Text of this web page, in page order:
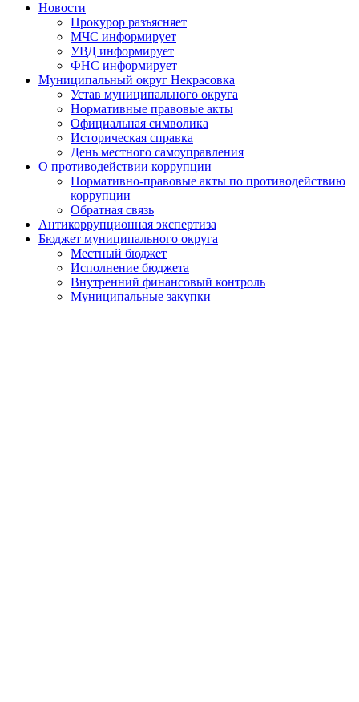
Новости
Прокурор разъясняет
МЧС информирует
УВД информирует
ФНС информирует
Муниципальный округ Некрасовка
Устав муниципального округа
Нормативные правовые акты
Официальная символика
Историческая справка
День местного самоуправления
О противодействии коррупции
Нормативно-правовые акты по противодействию
коррупции
Обратная связь
Антикоррупционная экспертиза
Бюджет муниципального округа
Местный бюджет
Исполнение бюджета
Внутренний финансовый контроль
Муниципальные закупки